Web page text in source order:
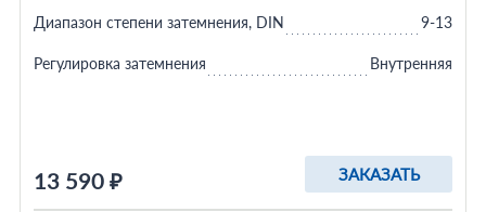
13 590 ₽ ЗАКАЗАТЬ
Диапазон степени затемнения, DIN 9-13
Регулировка затемнения Внутренняя